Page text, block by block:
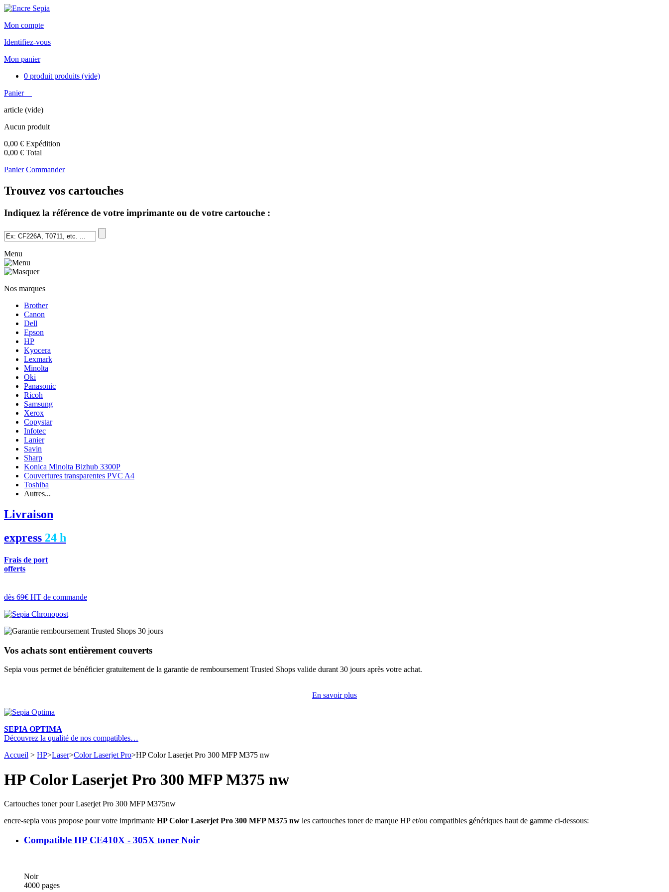
Mon compte
Identifiez-vous
Mon panier
0 produit produits (vide)
Panier
article (vide)
Aucun produit
0,00 € Expédition
0,00 € Total
Panier Commander
Trouvez vos cartouches
Indiquez la référence de votre imprimante ou de votre cartouche :
Menu
Nos marques
Brother
Canon
Dell
Epson
HP
Kyocera
Lexmark
Minolta
Oki
Panasonic
Ricoh
Samsung
Xerox
Copystar
Infotec
Lanier
Savin
Sharp
Konica Minolta Bizhub 3300P
Couvertures transparentes PVC A4
Toshiba
Autres...
Livraison
express 24 h
Frais de port
offerts
dès 69€ HT de commande
Vos achats sont entièrement couverts
Sepia vous permet de bénéficier gratuitement de la garantie de remboursement Trusted Shops valide durant 30 jours après votre achat.
En savoir plus
SEPIA OPTIMA
Découvrez la qualité de nos compatibles…
Accueil > HP>Laser>Color Laserjet Pro>HP Color Laserjet Pro 300 MFP M375 nw
HP Color Laserjet Pro 300 MFP M375 nw
Cartouches toner pour Laserjet Pro 300 MFP M375nw
encre-sepia vous propose pour votre imprimante HP Color Laserjet Pro 300 MFP M375 nw les cartouches toner de marque HP et/ou compatibles génériques haut de gamme ci-dessous:
Compatible HP CE410X - 305X toner Noir
Noir
4000 pages